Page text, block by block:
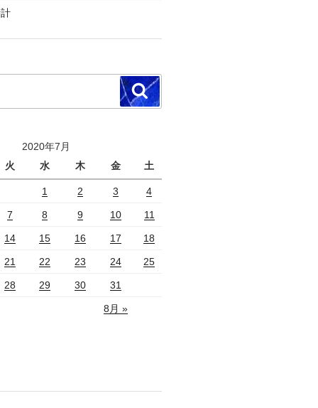
検
索
2020年7月
火 水 木 金 土
1 2 3 4
7 8 9 10 11
14 15 16 17 18
21 22 23 24 25
28 29 30 31
8月 »